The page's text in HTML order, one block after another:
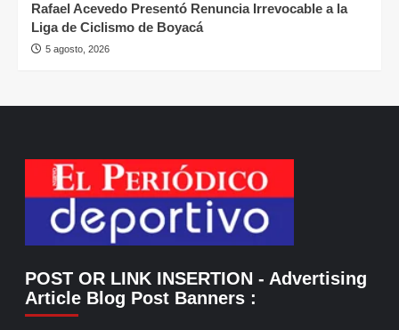
Rafael Acevedo Presentó Renuncia Irrevocable a la
Liga de Ciclismo de Boyacá
5 agosto, 2026
POST OR LINK INSERTION - Advertising
Article Blog Post Banners :